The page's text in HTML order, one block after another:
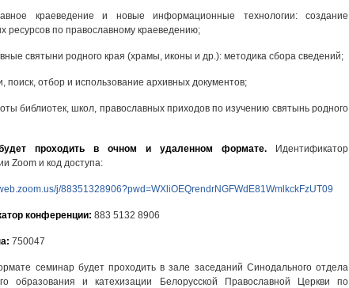
краеведение и новые информационные технологии: создание
ресурсов по православному краеведению;
святыни родного края (храмы, иконы и др.): методика сбора сведений;
поиск, отбор и использование архивных документов;
библиотек, школ, православных приходов по изучению святынь родного
проходить в очном и удаленном формате. Идентификатор
Zoom и код доступа:
j/88351328906?pwd=WXliOEQrendrNGFWdE81WmlkckFzUT09
конференции: 883 5132 8906
750047
семинар будет проходить в зале заседаний Синодального отдела
образования и катехизации Белорусской Православной Церкви по